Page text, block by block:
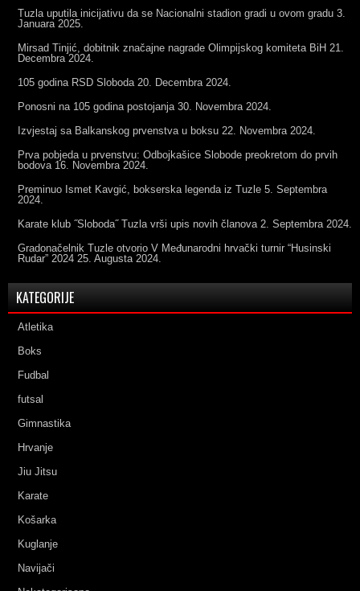
Tuzla uputila inicijativu da se Nacionalni stadion gradi u ovom gradu 3.
Januara 2025.
Mirsad Tinjić, dobitnik značajne nagrade Olimpijskog komiteta BiH 21.
Decembra 2024.
105 godina RSD Sloboda 20. Decembra 2024.
Ponosni na 105 godina postojanja 30. Novembra 2024.
Izvjestaj sa Balkanskog prvenstva u boksu 22. Novembra 2024.
Prva pobjeda u prvenstvu: Odbojkašice Slobode preokretom do prvih
bodova 16. Novembra 2024.
Preminuo Ismet Kavgić, bokserska legenda iz Tuzle 5. Septembra
2024.
Karate klub ˝Sloboda˝ Tuzla vrši upis novih članova 2. Septembra 2024.
Gradonačelnik Tuzle otvorio V Međunarodni hrvački turnir “Husinski
Rudar” 2024 25. Augusta 2024.
KATEGORIJE
Atletika
Boks
Fudbal
futsal
Gimnastika
Hrvanje
Jiu Jitsu
Karate
Košarka
Kuglanje
Navijači